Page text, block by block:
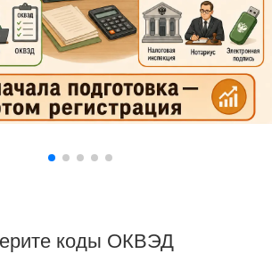
коды ОКВЭД